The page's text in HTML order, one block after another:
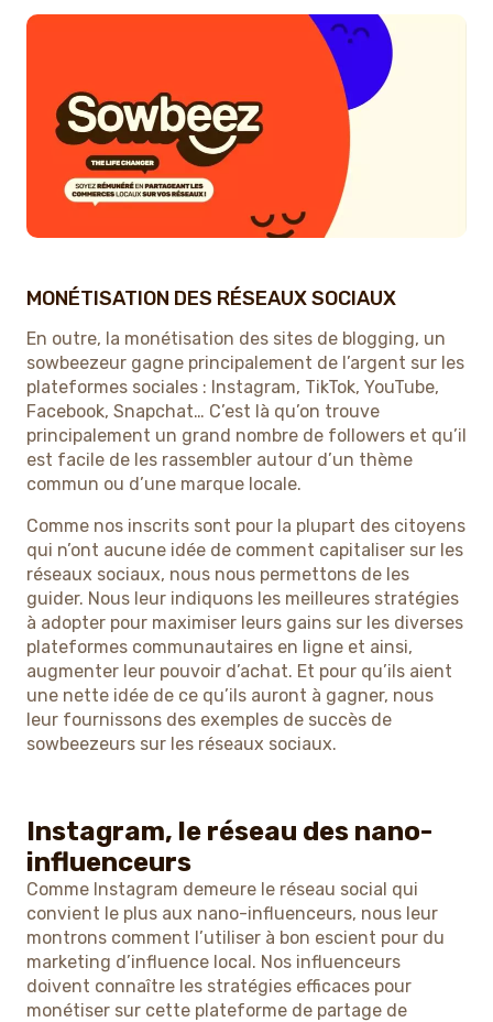
MONÉTISATION DES RÉSEAUX SOCIAUX
En outre, la monétisation des sites de blogging, un
sowbeezeur gagne principalement de l’argent sur les
plateformes sociales : Instagram, TikTok, YouTube,
Facebook, Snapchat… C’est là qu’on trouve
principalement un grand nombre de followers et qu’il
est facile de les rassembler autour d’un thème
commun ou d’une marque locale.
Comme nos inscrits sont pour la plupart des citoyens
qui n’ont aucune idée de comment capitaliser sur les
réseaux sociaux, nous nous permettons de les
guider. Nous leur indiquons les meilleures stratégies
à adopter pour maximiser leurs gains sur les diverses
plateformes communautaires en ligne et ainsi,
augmenter leur pouvoir d’achat. Et pour qu’ils aient
une nette idée de ce qu’ils auront à gagner, nous
leur fournissons des exemples de succès de
sowbeezeurs sur les réseaux sociaux.
Instagram, le réseau des nano-
influenceurs
Comme Instagram demeure le réseau social qui
convient le plus aux nano-influenceurs, nous leur
montrons comment l’utiliser à bon escient pour du
marketing d’influence local. Nos influenceurs
doivent connaître les stratégies efficaces pour
monétiser sur cette plateforme de partage de